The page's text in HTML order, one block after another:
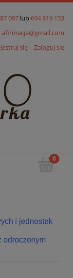
097 lub 694 819 153
się
Zaloguj się
i jednostek
odroczonym